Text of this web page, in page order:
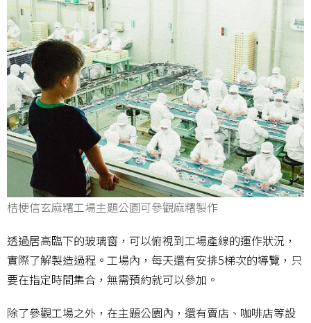
桔梗信玄麻糬工場主題公園可參觀麻糬製作
透過居高臨下的玻璃窗，可以俯視到工場產線的運作狀況，
實際了解製造過程。工場內，每天還有安排5梯次的導覽，只
要在指定時間集合，無需預約就可以參加。
除了參觀工場之外，在主題公園內，還有賣店、咖啡店等設